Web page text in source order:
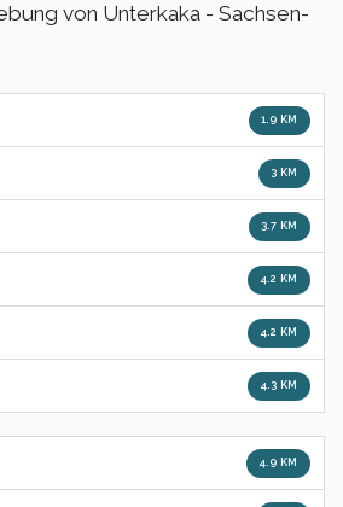
von Unterkaka - Sachsen-
1.9 KM
3 KM
3.7 KM
4.2 KM
4.2 KM
4.3 KM
4.9 KM